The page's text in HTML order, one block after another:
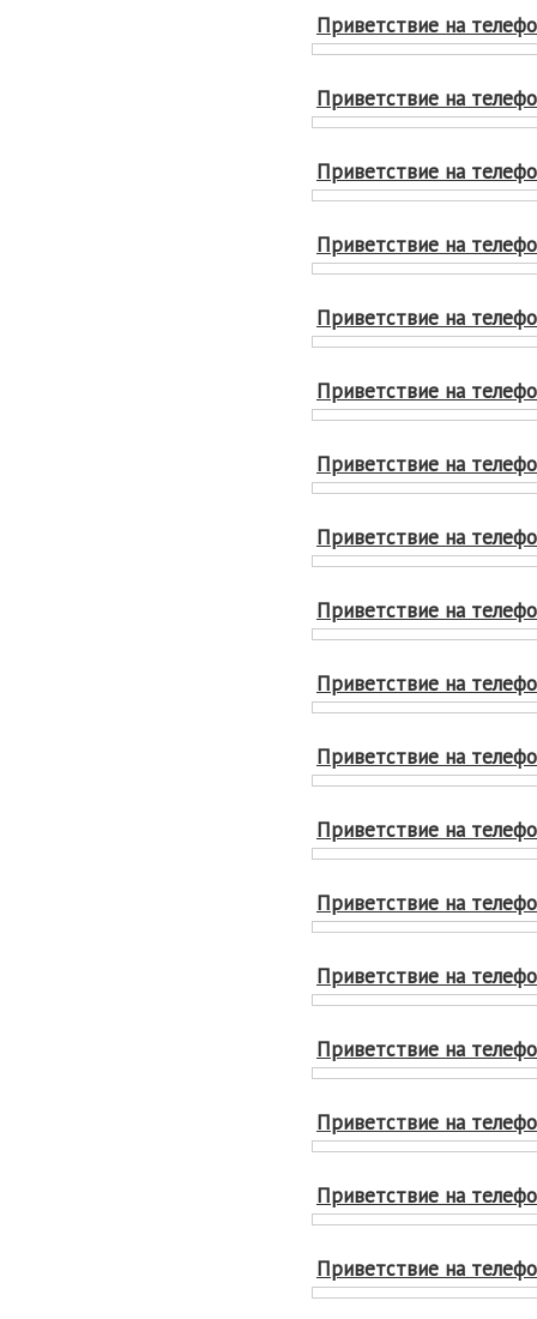
Приветствие на
Приветствие на
Приветствие на
Приветствие на
Приветствие на
Приветствие на
Приветствие на
Приветствие на
Приветствие на
Приветствие на
Приветствие на
Приветствие на
Приветствие на
Приветствие на
Приветствие на
Приветствие на
Приветствие на
Приветствие на